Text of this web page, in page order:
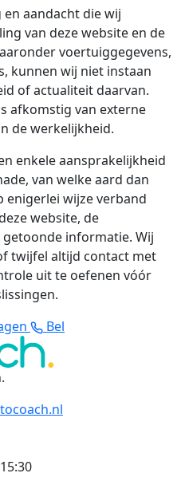
aandacht die wij
van deze website en de
voertuiggegevens,
kunnen wij niet instaan
of actualiteit daarvan.
afkomstig van externe
de werkelijkheid.
enkele aansprakelijkheid
van welke aard dan
wijze verband
website, de
informatie. Wij
twijfel altijd contact met
uit te oefenen vóór
Bel
.